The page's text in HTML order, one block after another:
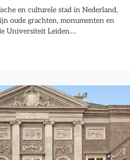
en culturele stad in Nederland,
oude grachten, monumenten en
Universiteit Leiden.…